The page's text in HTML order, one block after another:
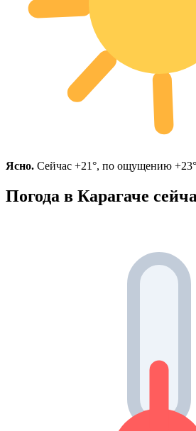
Ясно. Сейчас +21°, по ощущению
Погода в Карагаче